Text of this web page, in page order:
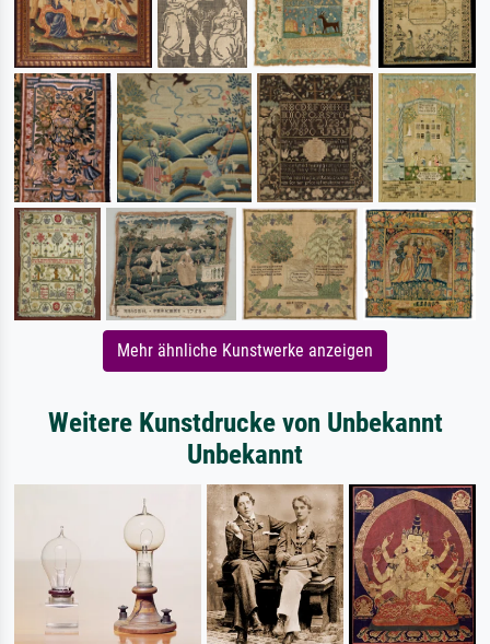
Mehr ähnliche Kunstwerke anzeigen
Weitere Kunstdrucke von Unbekannt
Unbekannt